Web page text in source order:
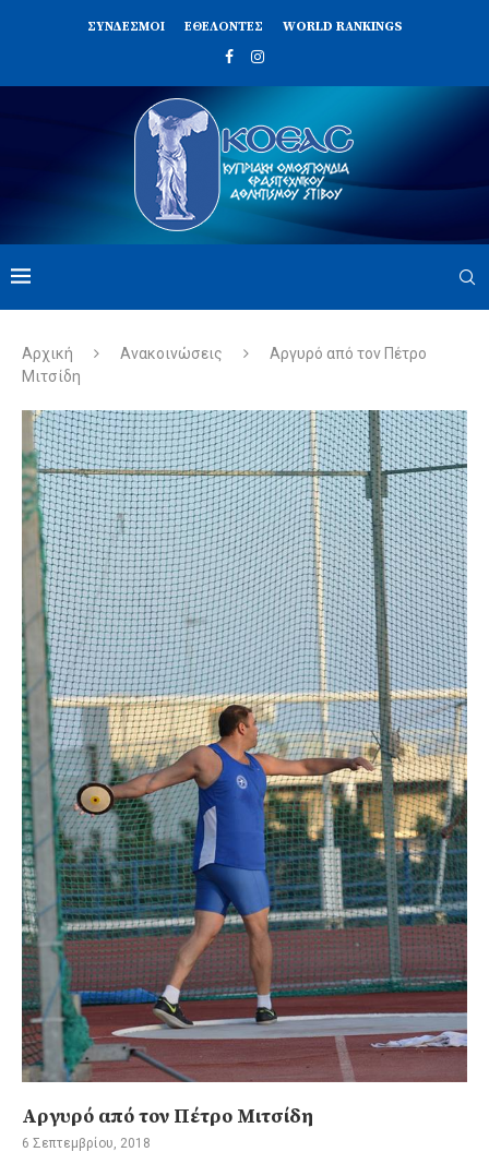
ΣΥΝΔΈΣΜΟΙ ΕΘΕΛΟΝΤΈΣ WORLD RANKINGS
Αρχική Ανακοινώσεις
Αργυρό από τον Πέτρο
Μιτσίδη
Αργυρό από τον Πέτρο Μιτσίδη
6 Σεπτεμβρίου, 2018